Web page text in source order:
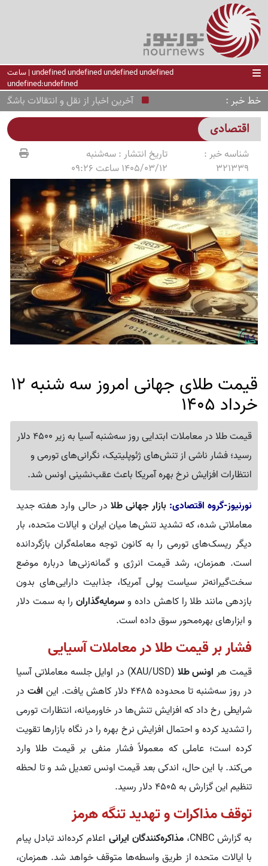
undefined undefined undefined undefined | ساعت
undefined:undefined
خط خبر آخرین اخبار از نقل و انتقالات باشگاه
اقتصادی
شناسه خبر :
321339
تاریخ انتشار :سه‌شنبه
1405/03/12 ساعت 09:26
قیمت طلای جهانی امروز سه شنبه 12
خرداد 1405
قیمت طلا در معاملات ابتدایی روز سه‌شنبه آسیا به زیر 4500 دلار
رسید؛ فشار ناشی از تنش‌های ژئوپلیتیک، نگرانی‌های تورمی و
انتظارات افزایش نرخ بهره آمریکا باعث عقب‌نشینی اونس شد.
نورنیوز-گروه اقتصادی:بازار جهانی طلا در حالی وارد هفته جدید
معاملاتی شده، که تشدید تنش‌ها میان ایران و ایالات متحده، بار
دیگر ریسک‌های تورمی را به کانون توجه معامله‌گران بازگردانده
است. همزمان، رشد قیمت انرژی و گمانه‌زنی‌ها درباره موضع
سخت‌گیرانه‌تر سیاست پولی آمریکا، جذابیت دارایی‌های بدون
بازدهی مانند طلا را کاهش داده وسرمایه‌گذارانرا به سمت دلار
و ابزارهای بهره‌محور سوق داده است.
فشار بر قیمت طلا در معاملات آسیایی
قیمت هر اونس طلا
(XAU/USD) در اوایل جلسه معاملاتی آسیا
در روز سه‌شنبه تا محدوده ۴۴۸۵ دلار کاهش یافت. این
افت در
شرایطی رخ داد که افزایش تنش‌ها در خاورمیانه، انتظارات تورمی
را تشدید کرده و احتمال افزایش نرخ بهره را در نگاه بازارها تقویت
کرده است؛ عاملی که معمولاً فشار منفی بر قیمت طلا وارد
می‌کند. با این حال، اندکی بعد قیمت اونس تعدیل شد و تا لحظه
تنظیم این گزارش به ۴۵۰۵ دلار رسید.
توقف مذاکرات و تهدید تنگه هرمز
به گزارش CNBC، مذاکره‌کنندگان ایرانی اعلام کرده‌اند تبادل پیام
با ایالات متحده از طریق واسطه‌ها متوقف خواهد شد. همزمان،